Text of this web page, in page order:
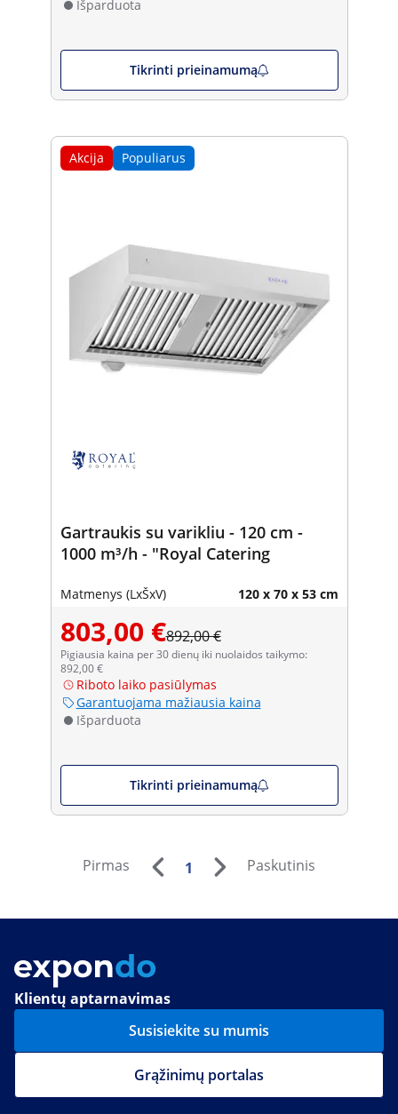
Išparduota
Tikrinti prieinamumą
Akcija Populiarus
Gartraukis su varikliu - 120 cm -
1000 m³/h - "Royal Catering
Matmenys (LxŠxV) 120 x 70 x 53 cm
803,00 €892,00 €
Pigiausia kaina per 30 dienų iki nuolaidos taikymo:
892,00 €
Riboto laiko pasiūlymas
Garantuojama mažiausia kaina
Išparduota
Tikrinti prieinamumą
Pirmas 1 Paskutinis
Klientų aptarnavimas
Susisiekite su mumis
Grąžinimų portalas